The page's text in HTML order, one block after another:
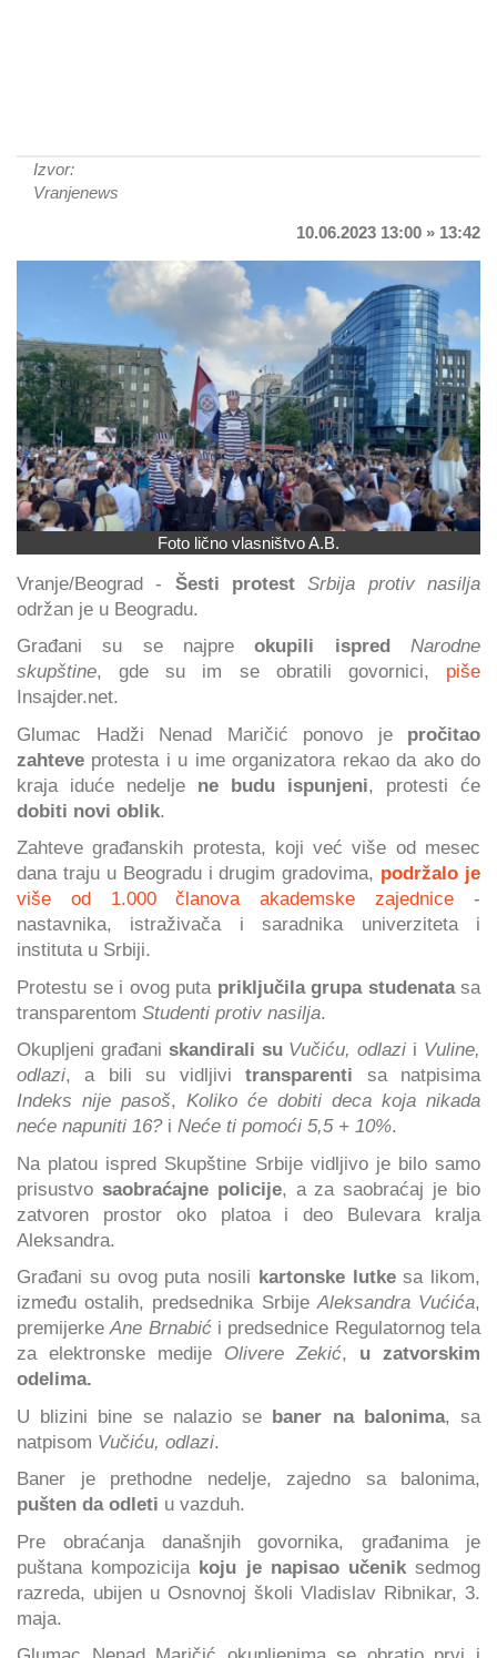
Izvor:
Vranjenews
10.06.2023 13:00 » 13:42
Foto lično vlasništvo A.B.
Vranje/Beograd - Šesti protest
Srbija protiv nasilja
održan je u Beogradu.
Građani su se najpre okupili ispred
Narodne
skupštine, gde su im se obratili govornici, piše
Insajder.net.
Glumac Hadži Nenad Maričić ponovo je pročitao
zahteve protesta i u ime organizatora rekao da ako do
kraja iduće nedelje ne budu ispunjeni, protesti će
dobiti novi oblik.
Zahteve građanskih protesta, koji već više od mesec
dana traju u Beogradu i drugim gradovima, podržalo je
više od 1.000 članova akademske zajednice -
nastavnika, istraživača i saradnika univerziteta i
instituta u Srbiji.
Protestu se i ovog puta priključila grupa studenata sa
transparentom Studenti protiv nasilja.
Okupljeni građani skandirali su Vučiću, odlazi i Vuline,
odlazi, a bili su vidljivitransparenti sa natpisima
Indeks nije pasoš, Koliko će dobiti deca koja nikada
neće napuniti 16?i Neće ti pomoći 5,5 + 10%.
Na platou ispred Skupštine Srbije vidljivo je bilo samo
prisustvo saobraćajne policije, a za saobraćaj je bio
zatvoren prostor oko platoa i deo Bulevara kralja
Aleksandra.
Građani su ovog puta nosili
kartonske lutkesa likom,
između ostalih, predsednika Srbije Aleksandra Vućića,
premijerkeAne Brnabići predsednice Regulatornog tela
za elektronske medije Olivere Zekić, u zatvorskim
odelima.
U blizini bine se nalazio se baner na balonima, sa
natpisom Vučiću, odlazi.
Baner je prethodne nedelje, zajedno sa balonima,
pušten da odleti u vazduh.
Pre obraćanja današnjih govornika, građanima je
puštana kompozicija koju je napisao učeniksedmog
razreda, ubijen u Osnovnoj školi Vladislav Ribnikar, 3.
maja.